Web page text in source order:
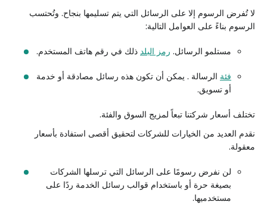
لا تُفرض الرسوم إلا على الرسائل التي يتم تسليمها بنجاح. وتُحتسب
الرسوم بناءً على العوامل التالية:
مستلمو الرسائل. رمز البلد ذلك في رقم هاتف المستخدم.
فئة الرسالة . يمكن أن تكون هذه رسائل مصادقة أو خدمة
أو تسويق.
تختلف أسعار شركتنا تبعاً لمزيج السوق والفئة.
نقدم العديد من الخيارات للشركات لتحقيق أقصى استفادة بأسعار
معقولة.
لن نفرض رسومًا على الرسائل التي ترسلها الشركات
بصيغة حرة أو باستخدام قوالب رسائل الخدمة ردًا على
مستخدميها.